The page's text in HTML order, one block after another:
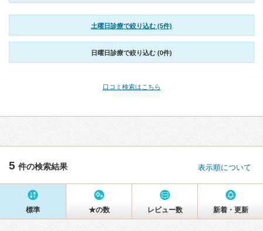
土曜日診療で絞り込む (5件)
日曜日診療で絞り込む (0件)
口コミ検索はこちら
5 件の検索結果 表示順について
標準 ★の数 レビュー数 新着・更新